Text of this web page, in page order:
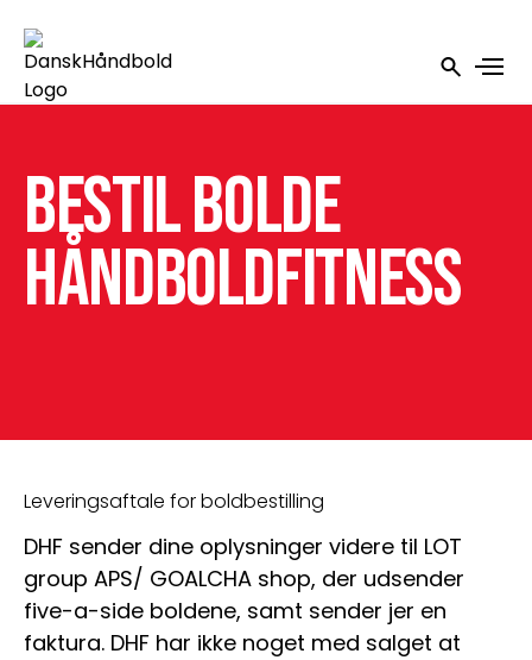
Bestil bolde
Håndboldfitness
Leveringsaftale for boldbestilling
DHF sender dine oplysninger videre til LOT
group APS/ GOALCHA shop, der udsender
five-a-side boldene, samt sender jer en
faktura. DHF har ikke noget med salget at